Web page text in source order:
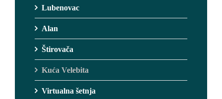
Lubenovac
Alan
Štirovača
Kuća Velebita
Virtualna šetnja